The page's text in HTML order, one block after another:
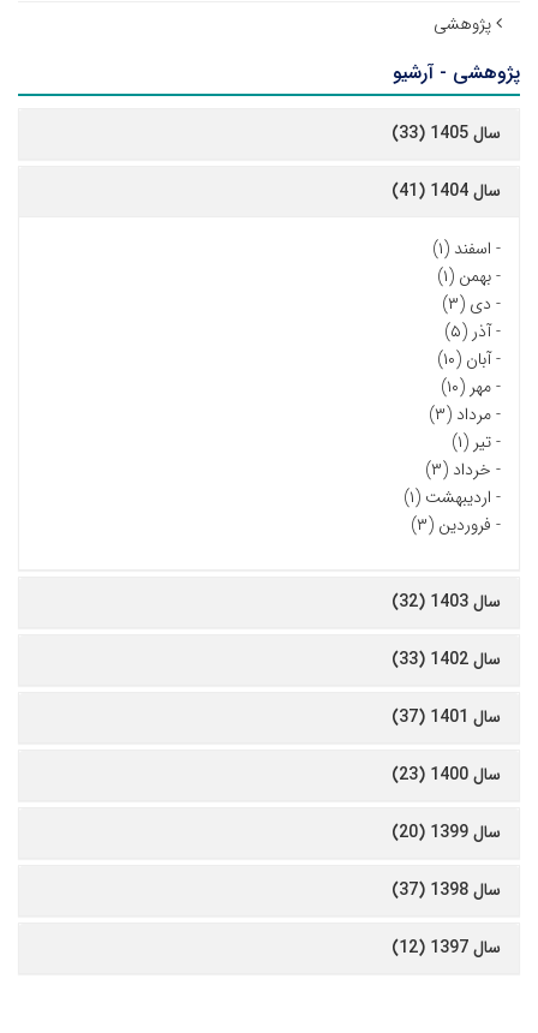
پژوهشی
پژوهشی - آرشیو
سال 1405 (33)
سال 1404 (41)
- اسفند (۱)
-بهمن (۱)
- دی (۳)
-آذر (۵)
-آبان (۱۰)
-مهر (۱۰)
-مرداد (۳)
-تیر (۱)
- خرداد (۳)
- اردیبهشت (۱)
- فروردین (۳)
سال 1403 (32)
سال 1402 (33)
سال 1401 (37)
سال 1400 (23)
سال 1399 (20)
سال 1398 (37)
سال 1397 (12)